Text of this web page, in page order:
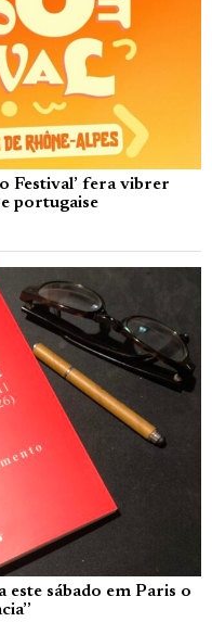
Festival’ fera vibrer
portugaise
sábado em Paris o